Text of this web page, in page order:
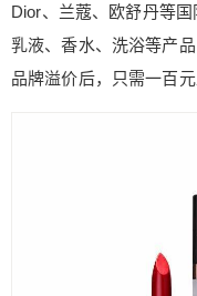
Dior、兰蔻、欧舒丹等国
乳液、香水、洗浴等产
品牌溢价后，只需一百